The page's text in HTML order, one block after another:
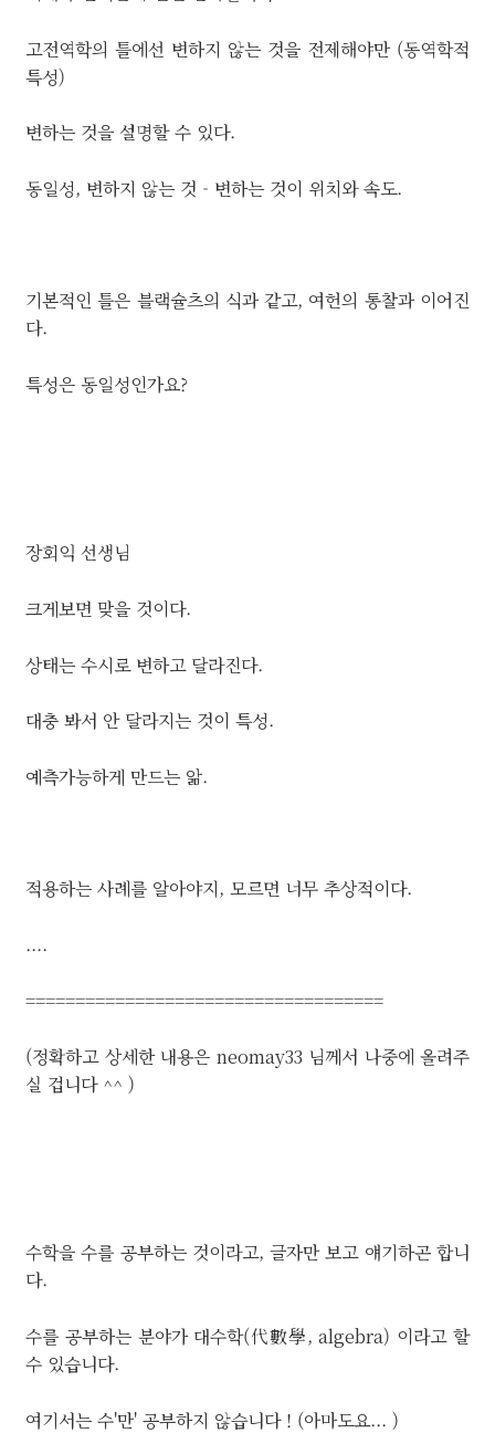
고전역학의 틀에선 변하지 않는 것을 전제해야만 (동역학적
특성)
변하는 것을 설명할 수 있다.
동일성, 변하지 않는 것 - 변하는 것이 위치와 속도.
기본적인 틀은 블랙슐츠의 식과 같고, 여헌의 통찰과 이어진
다.
특성은 동일성인가요?
장회익 선생님
크게보면 맞을 것이다.
상태는 수시로 변하고 달라진다.
대충 봐서 안 달라지는 것이 특성.
예측가능하게 만드는 앎.
적용하는 사례를 알아야지, 모르면 너무 추상적이다.
....
====================================
(정확하고 상세한 내용은 neomay33 님께서 나중에 올려주
실 겁니다 ^^ )
수학을 수를 공부하는 것이라고, 글자만 보고 얘기하곤 합니
다.
수를 공부하는 분야가 대수학(代數學, algebra) 이라고 할
수 있습니다.
여기서는 수'만' 공부하지 않습니다 ! (아마도요... )